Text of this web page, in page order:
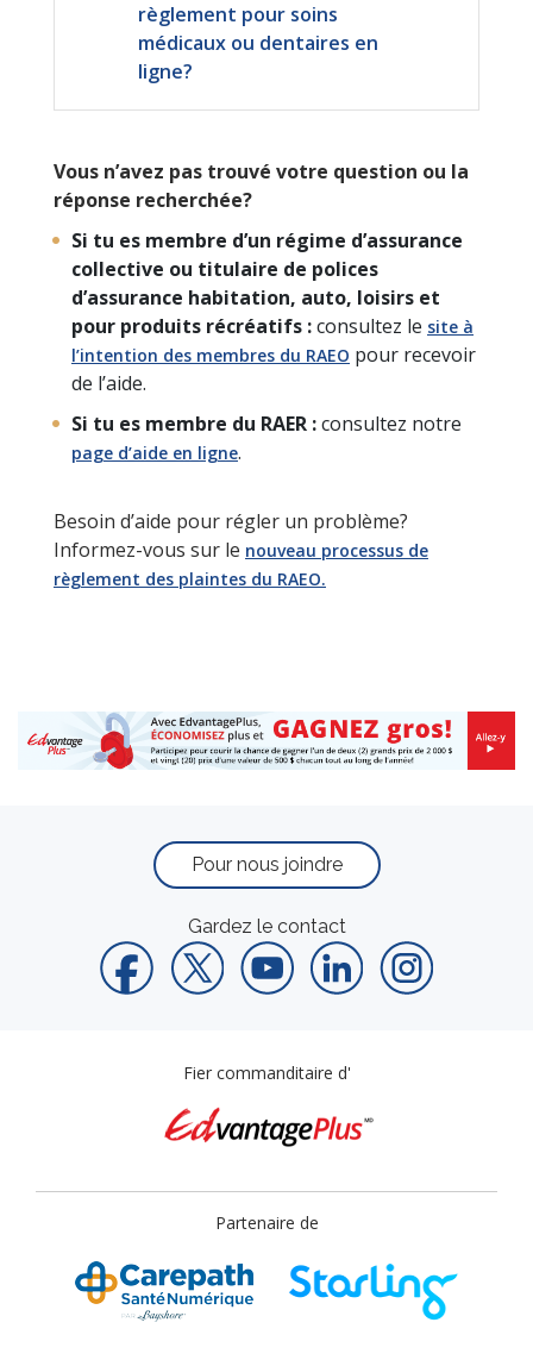
règlement pour soins
médicaux ou dentaires en
ligne?
Vous n’avez pas trouvé votre question ou la
réponse recherchée?
Si tu es membre d’un régime d’assurance
collective ou titulaire de polices
d’assurance habitation, auto, loisirs et
pour produits récréatifs :consultez le site à
l’intention des membres du RAEO pour recevoir
de l’aide.
Si tu es membre du RAER :consultez notre
page d’aide en ligne.
Besoin d’aide pour régler un problème?
Informez-vous sur le nouveau processus de
règlement des plaintes du RAEO.
Pour nous joindre
Gardez le contact
Fier commanditaire d'
Partenaire de